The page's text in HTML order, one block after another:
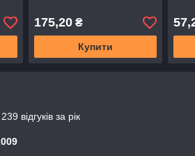
175,20₴
Купити
відгуків за рік